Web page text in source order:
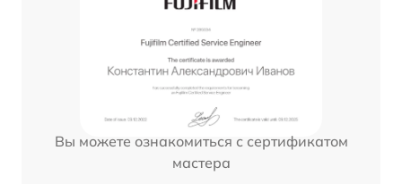
Вы можете ознакомиться с сертификатом
мастера